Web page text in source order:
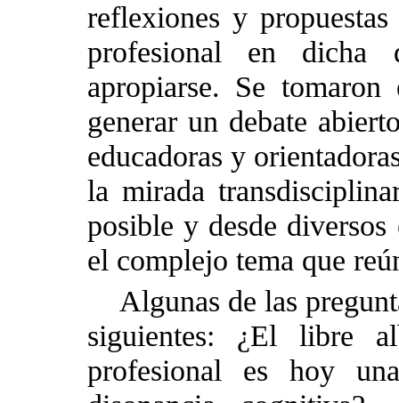
reflexiones y
profesional en dicha
apropiarse. Se
generar un debate
educadoras y
la mirada
posible y desde
el complejo tema que
Algunas de las
siguientes: ¿El libre
profesional es hoy